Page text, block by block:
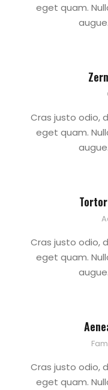
eget quam.
Cras justo odio,
eget quam.
Cras justo odio,
eget quam.
Cras justo odio,
eget quam.